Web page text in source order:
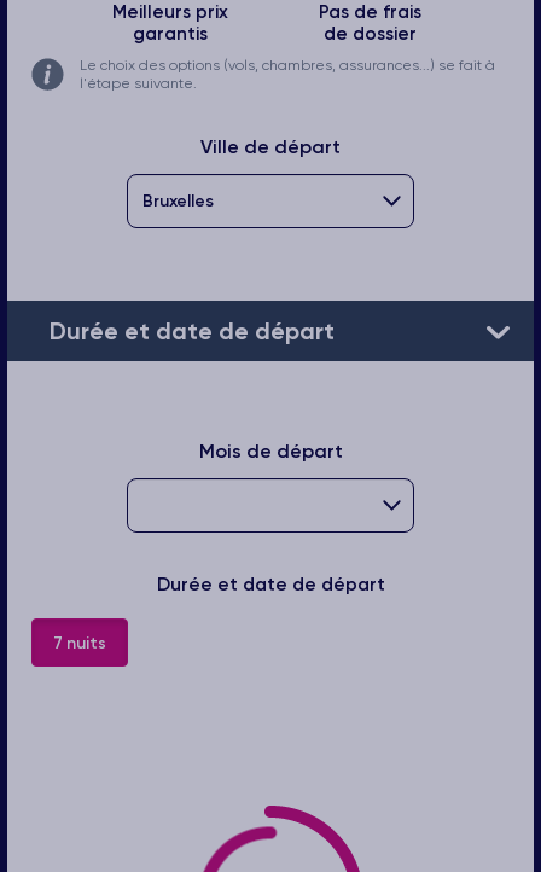
Meilleurs prix
garantis
Pas de frais
de dossier
Le choix des options (vols, chambres, assurances...) se fait à
l'étape suivante.
Ville de départ
Durée et date de départ
Mois de départ
Durée et date de départ
7 nuits